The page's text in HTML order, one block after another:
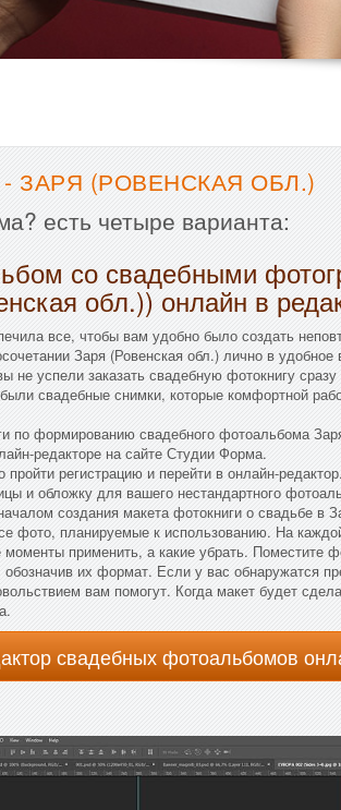
ЗАРЯ (РОВЕНСКАЯ ОБЛ.)
есть четыре варианта:
со свадебными
обл.)) онлайн в
все, чтобы вам удобно было создать
Заря (Ровенская обл.) лично в удобное
не успели заказать свадебную фотокнигу
свадебные снимки, которые комфортной
по формированию свадебного фотоальбома
редакторе на сайте Студии Форма.
пройти регистрацию и перейти в онлайн-
и обложку для вашего нестандартного
создания макета фотокниги о свадьбе в
фото, планируемые к использованию. На
моменты применить, а какие убрать. Поместите
их формат. Если у вас обнаружатся
вам помогут. Когда макет будет
свадебных фотоальбомов